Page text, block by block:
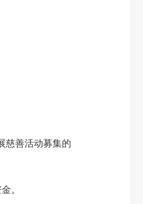
慈善活动募集的
。